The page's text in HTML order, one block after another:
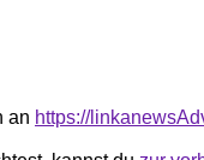
an https://